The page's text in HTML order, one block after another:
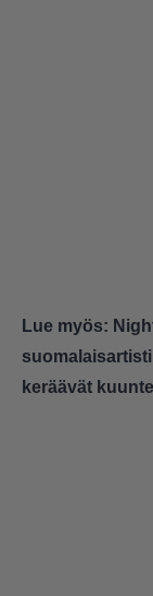
Lue myös:
keräävät